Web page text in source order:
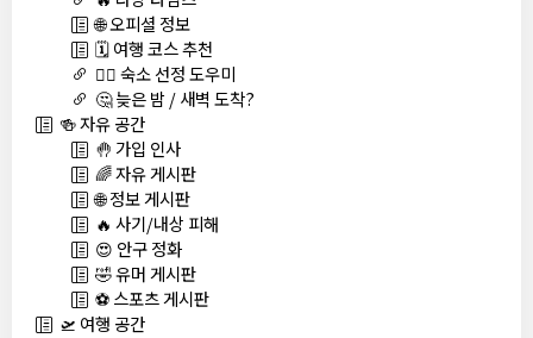
🌐 오피셜 정보
🗓️ 여행 코스 추천
🏊‍♀️ 숙소 선정 도우미
🤔 늦은 밤 / 새벽 도착?
🍻 자유 공간
🤚 가입 인사
🌈 자유 게시판
🌐 정보 게시판
🔥 사기/내상 피해
😍 안구 정화
🤣 유머 게시판
⚽ 스포츠 게시판
🛫 여행 공간